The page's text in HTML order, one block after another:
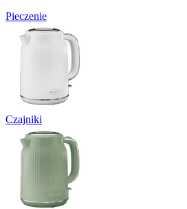
Pieczenie
Czajniki